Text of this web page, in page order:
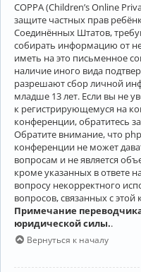
COPPA (Children’s Online
защите частных прав
Соединённых Штатов,
собирать информацию от
иметь на это письменное
наличие иного вида
разрешают сбор личной
младше 13 лет. Если вы не
к регистрирующемуся на
конференции, обратитесь
Обратите внимание, что
конференции не может
вопросам и не является
кроме указанных в ответе
вопросу некорректного
вопросов, связанных с этой
Примечание
юридической силы..
Вернуться к началу